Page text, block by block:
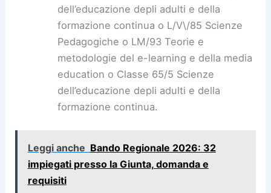
dell’educazione depli adulti e della
formazione continua o L/V\/85 Scienze
Pedagogiche o LM/93 Teorie e
metodologie del e-learning e della media
education o Classe 65/5 Scienze
dell’educazione depli adulti e della
formazione continua.
Leggi anche Bando Regionale 2026: 32
impiegati presso la Giunta, domanda e
requisiti